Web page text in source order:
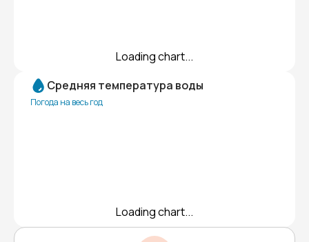
Loading chart...
Средняя температура воды
Погода на весь год
Loading chart...